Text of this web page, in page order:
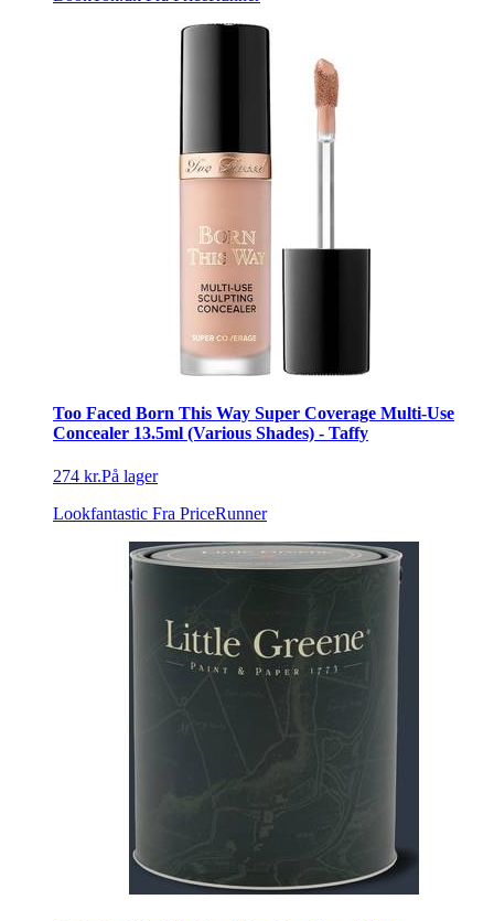
Too Faced Born This Way Super Coverage Multi-Use
Concealer 13.5ml (Various Shades) - Taffy
274 kr.På lager
Lookfantastic Fra PriceRunner